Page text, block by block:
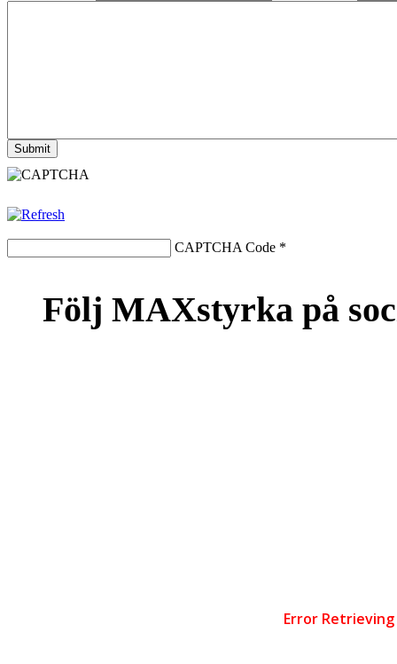
CAPTCHA Code *
Följ MAXstyrka på